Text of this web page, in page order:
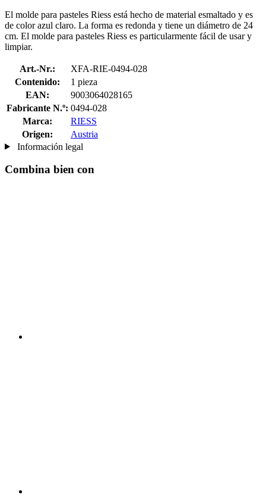
El molde para pasteles Riess está hecho de material esmaltado y es
de color azul claro. La forma es redonda y tiene un diámetro de 24
cm. El molde para pasteles Riess es particularmente fácil de usar y
limpiar.
Art.-Nr.:
XFA-RIE-0494-028
Contenido:
1 pieza
EAN:
9003064028165
Fabricante N.º: 0494-028
Marca:
RIESS
Origen:
Austria
Información legal
Combina bien con